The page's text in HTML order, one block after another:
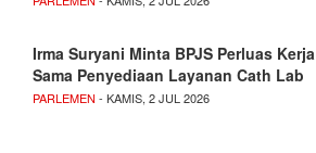
Irma Suryani Minta BPJS Perluas Kerja
Sama Penyediaan Layanan Cath Lab
PARLEMEN - KAMIS, 2 JUL 2026